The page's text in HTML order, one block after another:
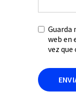
Guarda
web en
vez